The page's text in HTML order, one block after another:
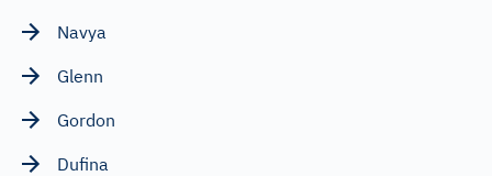
Navya
Glenn
Gordon
Dufina